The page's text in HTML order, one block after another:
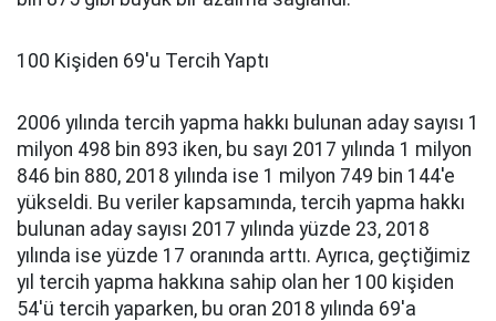
100 Kişiden 69'u Tercih Yaptı
2006 yılında tercih yapma hakkı bulunan aday sayısı 1
milyon 498 bin 893 iken, bu sayı 2017 yılında 1 milyon
846 bin 880, 2018 yılında ise 1 milyon 749 bin 144'e
yükseldi. Bu veriler kapsamında, tercih yapma hakkı
bulunan aday sayısı 2017 yılında yüzde 23, 2018
yılında ise yüzde 17 oranında arttı. Ayrıca, geçtiğimiz
yıl tercih yapma hakkına sahip olan her 100 kişiden
54'ü tercih yaparken, bu oran 2018 yılında 69'a